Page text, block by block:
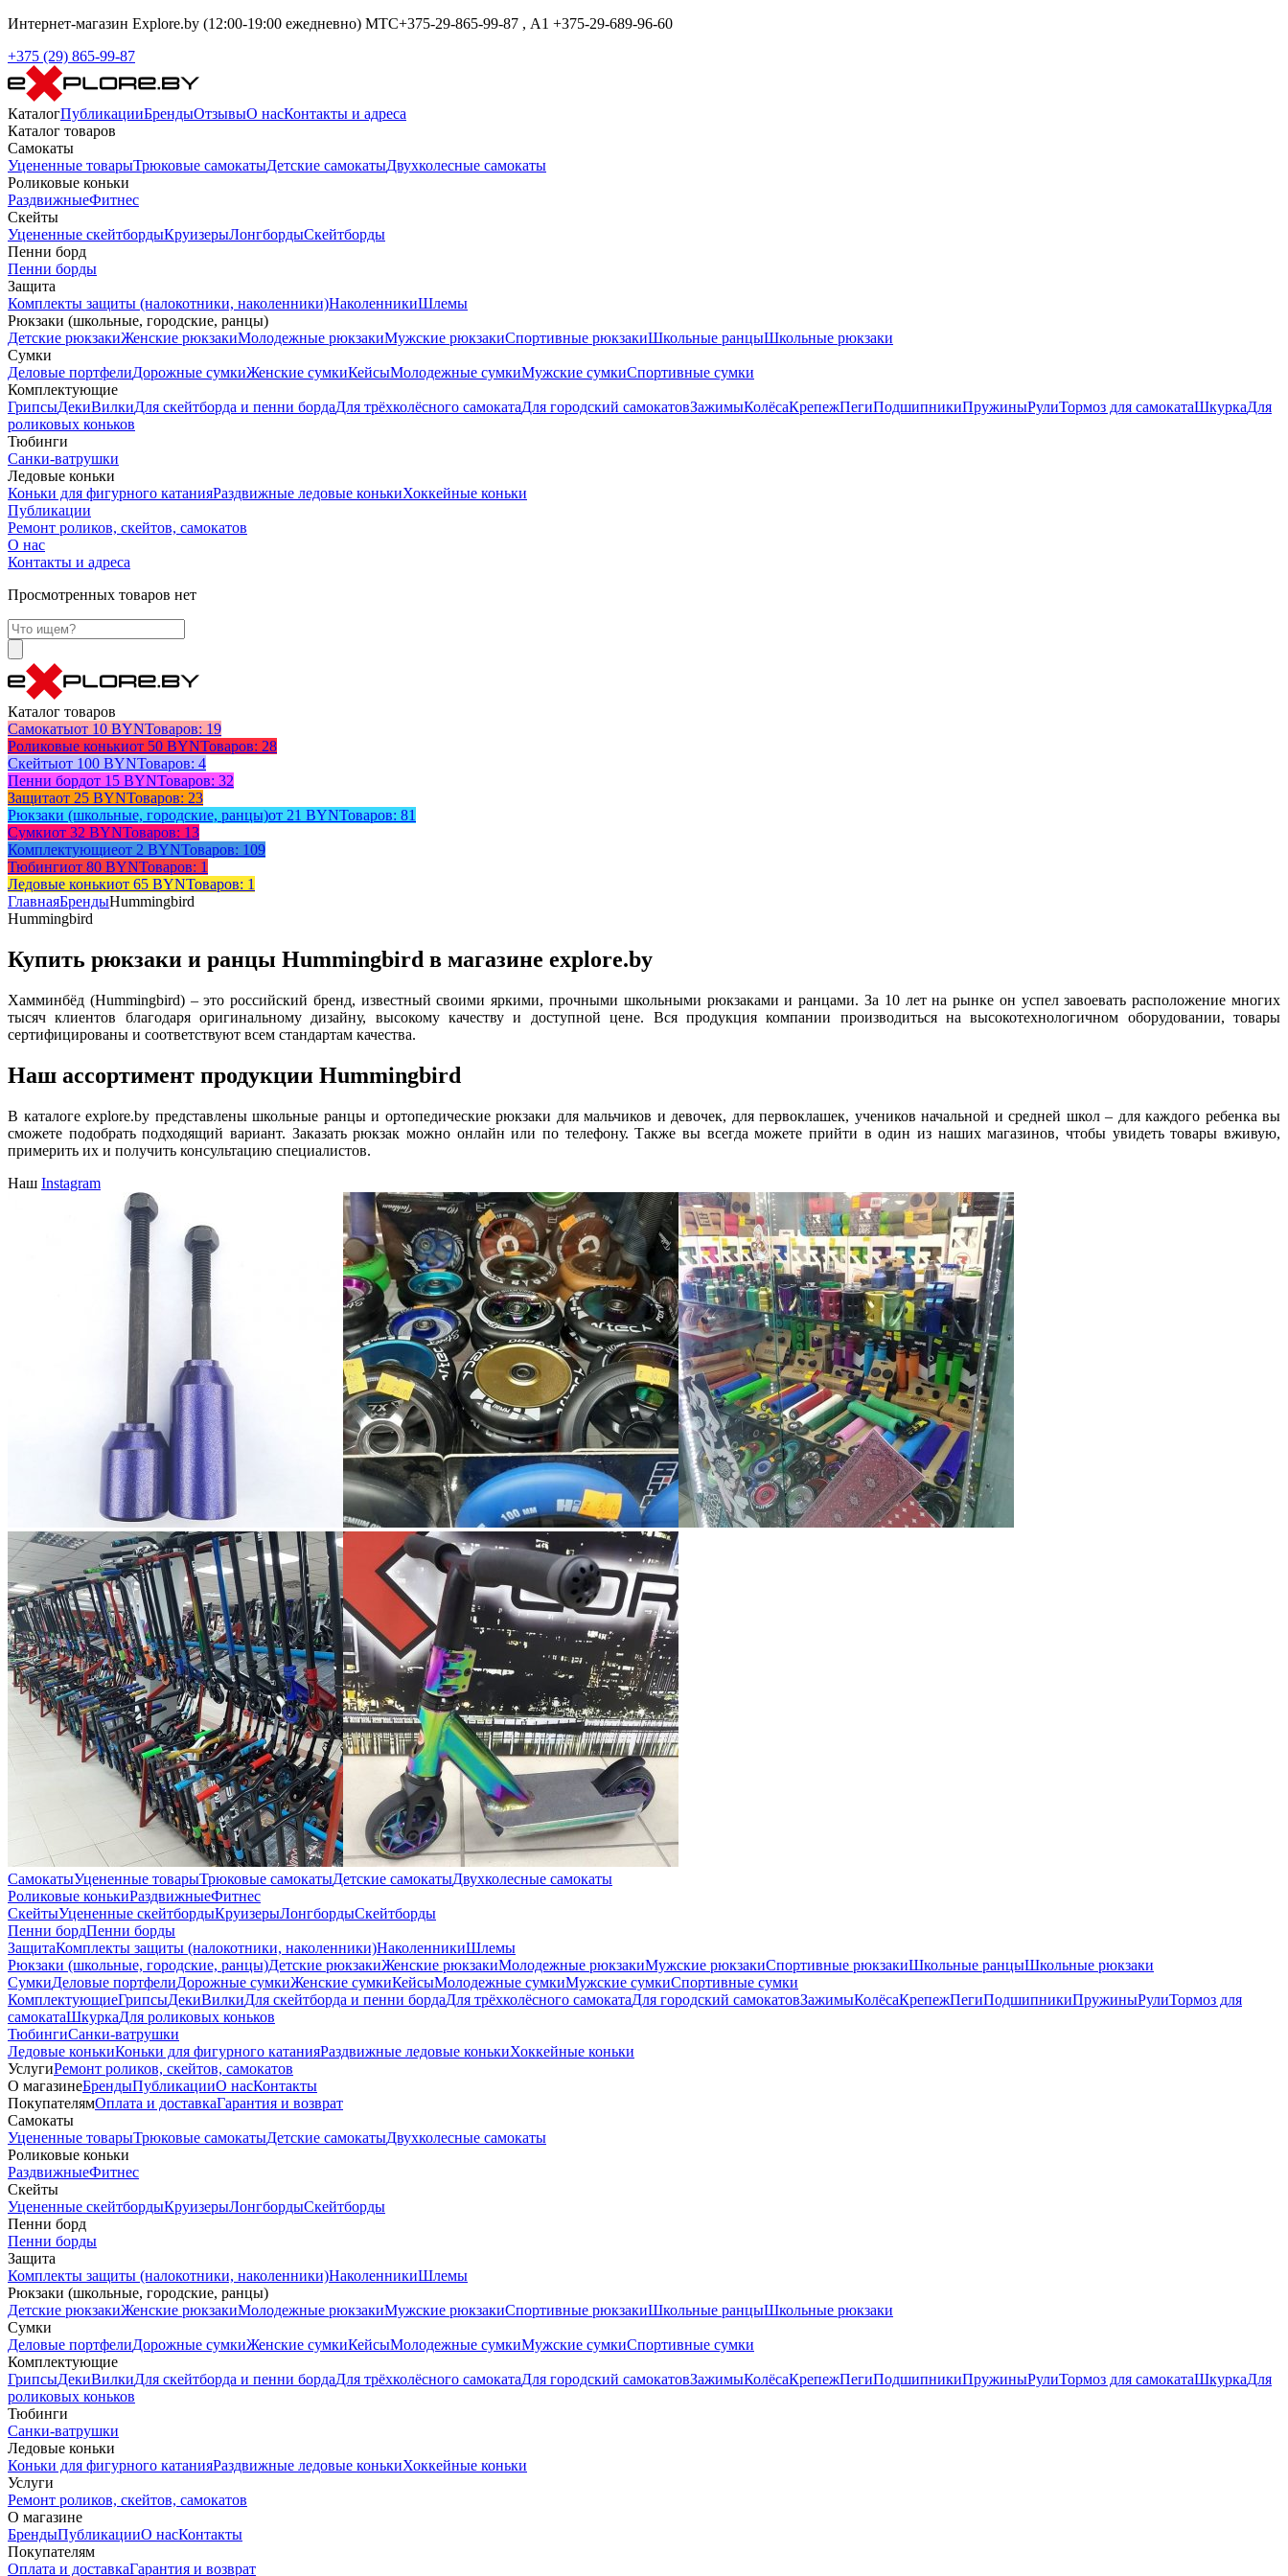
Интернет-магазин Explore.by (12:00-19:00 ежедневно) МТС+375-29-865-99-87 , А1 +375-29-689-96-60
+375 (29) 865-99-87
КаталогПубликацииБрендыОтзывыО насКонтакты и адреса
Каталог товаров
Самокаты
Уцененные товарыТрюковые самокатыДетские самокатыДвухколесные самокаты
Роликовые коньки
РаздвижныеФитнес
Скейты
Уцененные скейтбордыКруизерыЛонгбордыСкейтборды
Пенни борд
Пенни борды
Защита
Комплекты защиты (налокотники, наколенники)НаколенникиШлемы
Рюкзаки (школьные, городские, ранцы)
Детские рюкзакиЖенские рюкзакиМолодежные рюкзакиМужские рюкзакиСпортивные рюкзакиШкольные ранцыШкольные рюкзаки
Сумки
Деловые портфелиДорожные сумкиЖенские сумкиКейсыМолодежные сумкиМужские сумкиСпортивные сумки
Комплектующие
ГрипсыДекиВилкиДля скейтборда и пенни бордаДля трёхколёсного самокатаДля городский самокатовЗажимыКолёсаКрепежПегиПодшипникиПружиныРулиТормоз для самокатаШкуркаДля
роликовых коньков
Тюбинги
Санки-ватрушки
Ледовые коньки
Коньки для фигурного катанияРаздвижные ледовые конькиХоккейные коньки
Публикации
Ремонт роликов, скейтов, самокатов
О нас
Контакты и адреса
Просмотренных товаров нет
Каталог товаров
Самокатыот 10 BYNТоваров: 19
Роликовые конькиот 50 BYNТоваров: 28
Скейтыот 100 BYNТоваров: 4
Пенни бордот 15 BYNТоваров: 32
Защитаот 25 BYNТоваров: 23
Рюкзаки (школьные, городские, ранцы)от 21 BYNТоваров: 81
Сумкиот 32 BYNТоваров: 13
Комплектующиеот 2 BYNТоваров: 109
Тюбингиот 80 BYNТоваров: 1
Ледовые конькиот 65 BYNТоваров: 1
ГлавнаяБрендыHummingbird
Hummingbird
Купить рюкзаки и ранцы Hummingbird в магазине explore.by
Хамминбёд (Hummingbird) – это российский бренд, известный своими яркими, прочными школьными рюкзаками и ранцами. За 10 лет на рынке он успел завоевать расположение многих
тысяч клиентов благодаря оригинальному дизайну, высокому качеству и доступной цене. Вся продукция компании производиться на высокотехнологичном оборудовании, товары
сертифицированы и соответствуют всем стандартам качества.
Наш ассортимент продукции Hummingbird
В каталоге explore.by представлены школьные ранцы и ортопедические рюкзаки для мальчиков и девочек, для первоклашек, учеников начальной и средней школ – для каждого ребенка вы
сможете подобрать подходящий вариант. Заказать рюкзак можно онлайн или по телефону. Также вы всегда можете прийти в один из наших магазинов, чтобы увидеть товары вживую,
примерить их и получить консультацию специалистов.
Наш Instagram
СамокатыУцененные товарыТрюковые самокатыДетские самокатыДвухколесные самокаты
Роликовые конькиРаздвижныеФитнес
СкейтыУцененные скейтбордыКруизерыЛонгбордыСкейтборды
Пенни бордПенни борды
ЗащитаКомплекты защиты (налокотники, наколенники)НаколенникиШлемы
Рюкзаки (школьные, городские, ранцы)Детские рюкзакиЖенские рюкзакиМолодежные рюкзакиМужские рюкзакиСпортивные рюкзакиШкольные ранцыШкольные рюкзаки
СумкиДеловые портфелиДорожные сумкиЖенские сумкиКейсыМолодежные сумкиМужские сумкиСпортивные сумки
КомплектующиеГрипсыДекиВилкиДля скейтборда и пенни бордаДля трёхколёсного самокатаДля городский самокатовЗажимыКолёсаКрепежПегиПодшипникиПружиныРулиТормоз для
самокатаШкуркаДля роликовых коньков
ТюбингиСанки-ватрушки
Ледовые конькиКоньки для фигурного катанияРаздвижные ледовые конькиХоккейные коньки
УслугиРемонт роликов, скейтов, самокатов
О магазинеБрендыПубликацииО насКонтакты
ПокупателямОплата и доставкаГарантия и возврат
Самокаты
Уцененные товарыТрюковые самокатыДетские самокатыДвухколесные самокаты
Роликовые коньки
РаздвижныеФитнес
Скейты
Уцененные скейтбордыКруизерыЛонгбордыСкейтборды
Пенни борд
Пенни борды
Защита
Комплекты защиты (налокотники, наколенники)НаколенникиШлемы
Рюкзаки (школьные, городские, ранцы)
Детские рюкзакиЖенские рюкзакиМолодежные рюкзакиМужские рюкзакиСпортивные рюкзакиШкольные ранцыШкольные рюкзаки
Сумки
Деловые портфелиДорожные сумкиЖенские сумкиКейсыМолодежные сумкиМужские сумкиСпортивные сумки
Комплектующие
ГрипсыДекиВилкиДля скейтборда и пенни бордаДля трёхколёсного самокатаДля городский самокатовЗажимыКолёсаКрепежПегиПодшипникиПружиныРулиТормоз для самокатаШкуркаДля
роликовых коньков
Тюбинги
Санки-ватрушки
Ледовые коньки
Коньки для фигурного катанияРаздвижные ледовые конькиХоккейные коньки
Услуги
Ремонт роликов, скейтов, самокатов
О магазине
БрендыПубликацииО насКонтакты
Покупателям
Оплата и доставкаГарантия и возврат